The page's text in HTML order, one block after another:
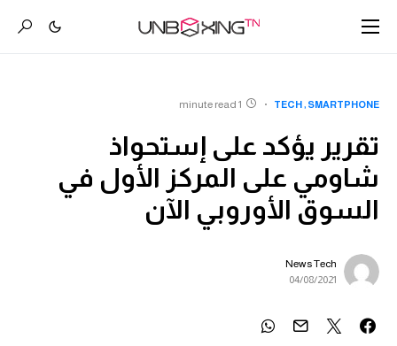
SMARTPHONE
TECH
1 minute read
تقرير يؤكد على إستحواذ
شاومي على المركز الأول في
السوق الأوروبي الآن
News Tech
04/08/2021